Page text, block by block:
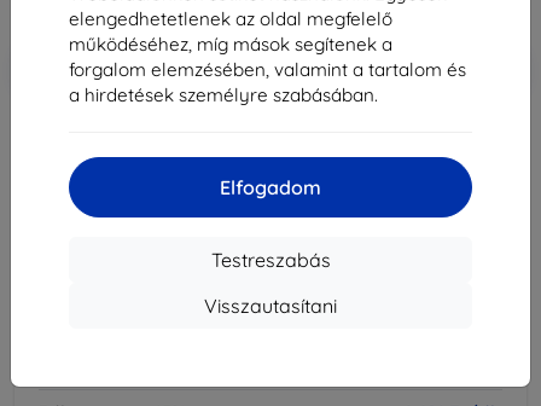
elengedhetetlenek az oldal megfelelő
működéséhez, míg mások segítenek a
forgalom elemzésében, valamint a tartalom és
a hirdetések személyre szabásában.
Elfogadom
Testreszabás
Visszautasítani
Ár ÁFA nelkül 5 520 Ft
-10% Kedvezmény kuponnalEXTRA10 Kosárba
+
Kosárba